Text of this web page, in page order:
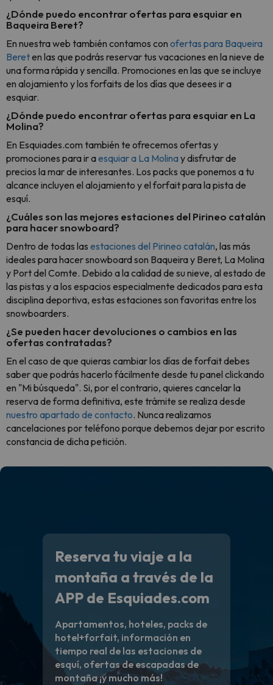
¿Dónde puedo encontrar ofertas para esquiar en
Baqueira Beret?
En nuestra web también contamos con ofertas para Baqueira
Bereten las que podrás reservar tus vacaciones en la nieve de
una forma rápida y sencilla. Promociones en las que se incluye
en alojamiento y los forfaits de los días que desees ir a
esquiar.
¿Dónde puedo encontrar ofertas para esquiar en La
Molina?
En Esquiades.com también te ofrecemos ofertas y
promociones para ir aesquiar a La Molinay disfrutar de
precios la mar de interesantes. Los packs que ponemos a tu
alcance incluyen el alojamiento y el forfait para la pista de
esquí.
¿Cuáles son las mejores estaciones del Pirineo catalán
para hacer snowboard?
Dentro de todas las estaciones del Pirineo catalán, las más
ideales para hacer snowboard son Baqueira y Beret, La Molina
y Port del Comte. Debido a la calidad de su nieve, al estado de
las pistas y a los espacios especialmente dedicados para esta
disciplina deportiva, estas estaciones son favoritas entre los
snowboarders.
¿Se pueden hacer devoluciones o cambios en las
ofertas contratadas?
En el caso de que quieras cambiar los días de forfait debes
saber que podrás hacerlo fácilmente desde tu panel clickando
en "Mi búsqueda". Si, por el contrario, quieres cancelar la
reserva de forma definitiva, este trámite se realiza desde
nuestro apartado de contacto. Nunca realizamos
cancelaciones por teléfono porque debemos dejar por escrito
constancia de dicha petición.
Reserva tu viaje a la
montaña a través de la
APP de Esquiades.com
Apartamentos, hoteles, packs de
hotel+forfait, información en
tiempo real de las estaciones de
esquí, ofertas de escapadas de
montaña ¡y mucho más!